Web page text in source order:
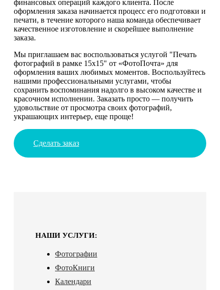
финансовых операций каждого клиента. После
оформления заказа начинается процесс его подготовки и
печати, в течение которого наша команда обеспечивает
качественное изготовление и скорейшее выполнение
заказа.
Мы приглашаем вас воспользоваться услугой "Печать
фотографий в рамке 15х15" от «ФотоПочта» для
оформления ваших любимых моментов. Воспользуйтесь
нашими профессиональными услугами, чтобы
сохранить воспоминания надолго в высоком качестве и
красочном исполнении. Заказать просто — получить
удовольствие от просмотра своих фотографий,
украшающих интерьер, еще проще!
Сделать заказ
НАШИ УСЛУГИ:
Фотографии
ФотоКниги
Календари